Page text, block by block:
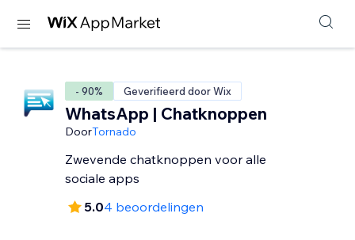
- 90% Geverifieerd door Wix
WhatsApp | Chatknoppen
DoorTornado
Zwevende chatknoppen voor alle
sociale apps
5.04 beoordelingen